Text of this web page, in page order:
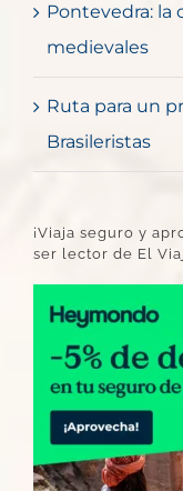
Pontevedra: la
medievales
Ruta para un
Brasileristas
¡Viaja seguro y
ser lector de El